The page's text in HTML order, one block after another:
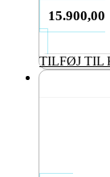
15.900,00
TILFØJ TIL